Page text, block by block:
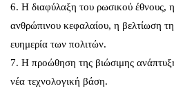
6. Η διαφύλαξη του ρωσικού έθνους,
ανθρώπινου κεφαλαίου, η βελτίωση
ευημερία των πολιτών.
7. Η προώθηση της βιώσιμης
νέα τεχνολογική βάση.